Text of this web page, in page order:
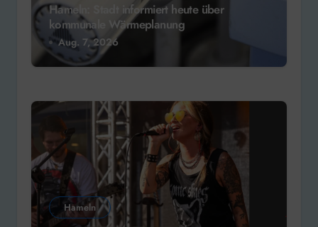
Hameln: Stadt informiert heute über
kommunale Wärmeplanung
Aug. 7, 2026
Hameln